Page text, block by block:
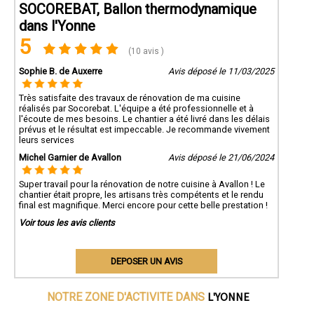
SOCOREBAT, Ballon thermodynamique
dans l'Yonne
5 (10 avis )
Sophie B. de Auxerre Avis déposé le 11/03/2025
Très satisfaite des travaux de rénovation de ma cuisine
réalisés par Socorebat. L'équipe a été professionnelle et à
l'écoute de mes besoins. Le chantier a été livré dans les délais
prévus et le résultat est impeccable. Je recommande vivement
leurs services
Michel Garnier de Avallon
Avis déposé le 21/06/2024
Super travail pour la rénovation de notre cuisine à Avallon ! Le
chantier était propre, les artisans très compétents et le rendu
final est magnifique. Merci encore pour cette belle prestation !
Voir tous les avis clients
DEPOSER UN AVIS
NOTRE ZONE D'ACTIVITE DANS L'YONNE